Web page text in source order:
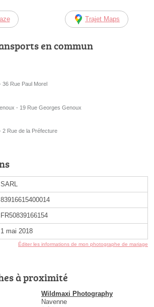
Trajet Maps
en commun
Rue Paul Morel
- 19 Rue Georges Genoux
2 Rue de la Préfecture
SARL
83916615400014
FR50839166154
1 mai 2018
Éditer les informations de mon photographe de mariage
à proximité
Wildmaxi Photography
Navenne